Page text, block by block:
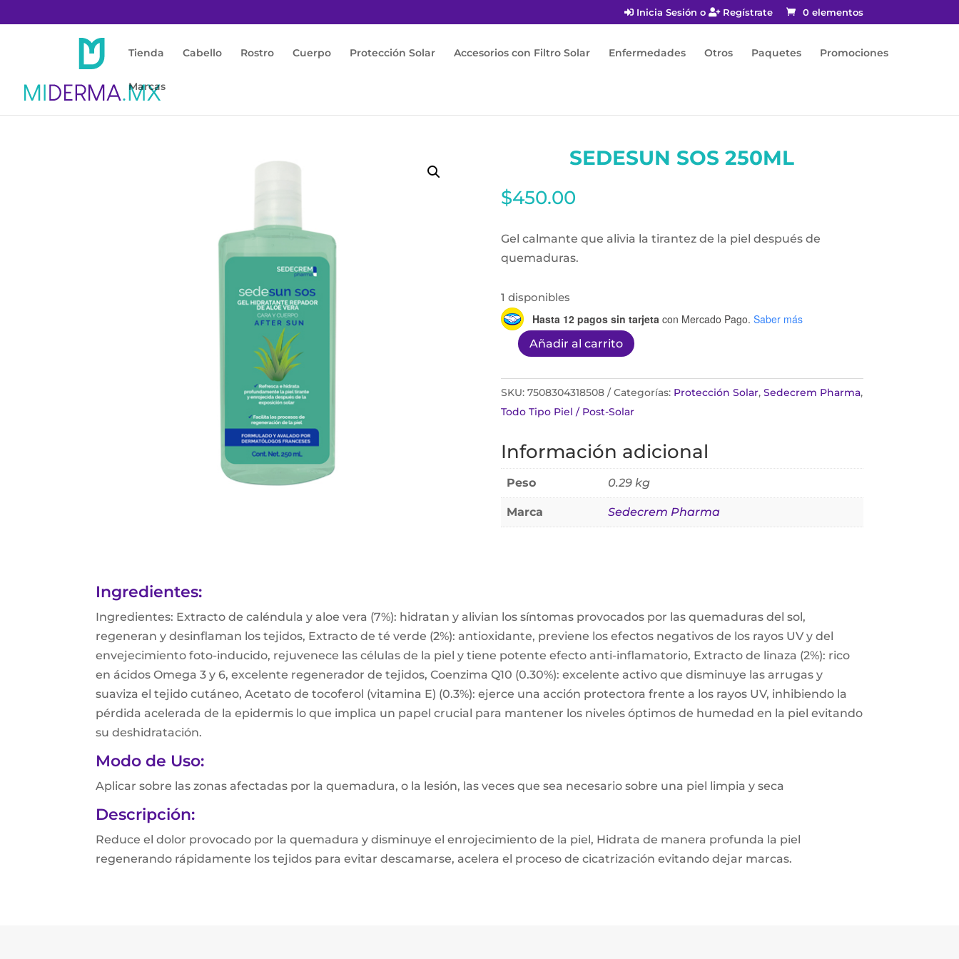
Inicia Sesión o Regístrate 0 elementos
Tienda Cabello Rostro Cuerpo Protección Solar Accesorios con Filtro Solar Enfermedades Otros Paquetes Promociones
Marcas
SEDESUN SOS 250ML
$450.00
Gel calmante que alivia la tirantez de la piel después de
quemaduras.
1 disponibles
Hasta 12 pagos sin tarjeta con Mercado Pago. Saber más
Sedesun
250ml
cantidad
Añadir al carrito
SKU: 7508304318508 Categorías: Protección Solar, Sedecrem Pharma,
Todo Tipo Piel / Post-Solar
Información adicional
Peso 0.29 kg
Marca Sedecrem Pharma
Ingredientes:
Ingredientes: Extracto de caléndula y aloe vera (7%): hidratan y alivian los síntomas provocados por las quemaduras del sol,
regeneran y desinflaman los tejidos, Extracto de té verde (2%): antioxidante, previene los efectos negativos de los rayos UV y del
envejecimiento foto-inducido, rejuvenece las células de la piel y tiene potente efecto anti-inflamatorio, Extracto de linaza (2%): rico
en ácidos Omega 3 y 6, excelente regenerador de tejidos, Coenzima Q10 (0.30%): excelente activo que disminuye las arrugas y
suaviza el tejido cutáneo, Acetato de tocoferol (vitamina E) (0.3%): ejerce una acción protectora frente a los rayos UV, inhibiendo la
pérdida acelerada de la epidermis lo que implica un papel crucial para mantener los niveles óptimos de humedad en la piel evitando
su deshidratación.
Modo de Uso:
Aplicar sobre las zonas afectadas por la quemadura, o la lesión, las veces que sea necesario sobre una piel limpia y seca
Descripción:
Reduce el dolor provocado por la quemadura y disminuye el enrojecimiento de la piel, Hidrata de manera profunda la piel
regenerando rápidamente los tejidos para evitar descamarse, acelera el proceso de cicatrización evitando dejar marcas.